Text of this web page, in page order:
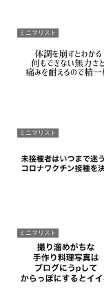
ミニマリスト
ミニマリスト
ミニマリスト